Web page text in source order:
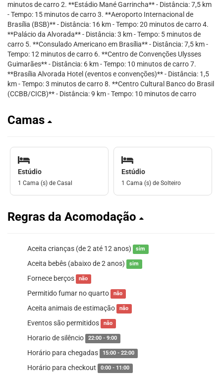
minutos de carro 2. **Estádio Mané Garrincha** - Distância: 7,5 km
- Tempo: 15 minutos de carro 3. **Aeroporto Internacional de
Brasília (BSB)** - Distância: 16 km - Tempo: 20 minutos de carro 4.
**Palácio da Alvorada** - Distância: 3 km - Tempo: 5 minutos de
carro 5. **Consulado Americano em Brasília** - Distância: 7,5 km -
Tempo: 12 minutos de carro 6. **Centro de Convenções Ulysses
Guimarães** - Distância: 6 km - Tempo: 10 minutos de carro 7.
**Brasília Alvorada Hotel (eventos e convenções)** - Distância: 1,5
km - Tempo: 3 minutos de carro 8. **Centro Cultural Banco do Brasil
(CCBB/CICB)** - Distância: 9 km - Tempo: 10 minutos de carro
Camas
Estúdio
1 Cama (s) de Casal
Estúdio
1 Cama (s) de Solteiro
Regras da Acomodação
Aceita crianças (de 2 até 12 anos) sim
Aceita bebês (abaixo de 2 anos) sim
Fornece berços não
Permitido fumar no quarto não
Aceita animais de estimação não
Eventos são permitidos não
Horario de silêncio 22:00 - 9:00
Horário para chegadas 15:00 - 22:00
Horário para checkout 0:00 - 11:00